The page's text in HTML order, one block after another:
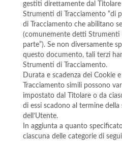
gestiti direttamente dal
Strumenti di Tracciamento “di
di Tracciamento che abilitano
(comunemente detti Strumenti
parte”). Se non diversamente
questo documento, tali terzi
Strumenti di Tracciamento.
Durata e scadenza dei Cookie
Tracciamento simili possono
impostato dal Titolare o da
di essi scadono al termine della
dell’Utente.
In aggiunta a quanto
ciascuna delle categorie di